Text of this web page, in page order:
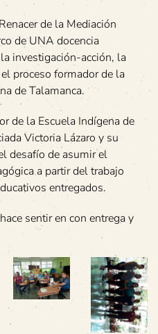
de la Mediación
de UNA docencia
investigación-acción, la
proceso formador de la
de Talamanca.
de la Escuela Indígena de
Victoria Lázaro y su
desafío de asumir el
a partir del trabajo
entregados.
sentir en con entrega y